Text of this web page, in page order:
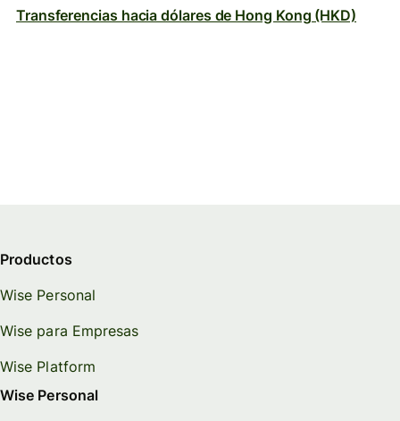
Transferencias hacia dólares de Hong Kong (HKD)
Productos
Wise Personal
Wise para Empresas
Wise Platform
Wise Personal